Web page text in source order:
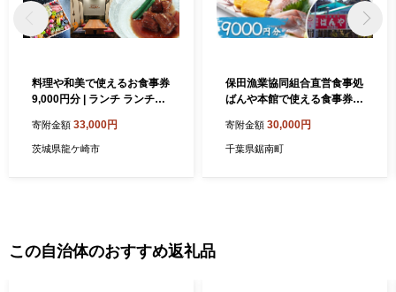
料理や和美で使えるお食事券
9,000円分 | ランチ ランチ券
券 コース コース料理 旬 魚介
野菜 肉 チケット 食事券 食事
寄附金額 33,000円
茨城県龍ケ崎市
保田漁業協同組合直営食事処
ばんや本館で使える食事券9
お食事 チケット 鮮魚 お魚 ラ
ンチ ディナー 千葉県 鋸南町
寄附金額 30,000円
千葉県鋸南町
この自治体のおすすめ返礼品